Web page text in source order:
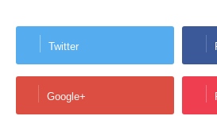
Twitter
Google+